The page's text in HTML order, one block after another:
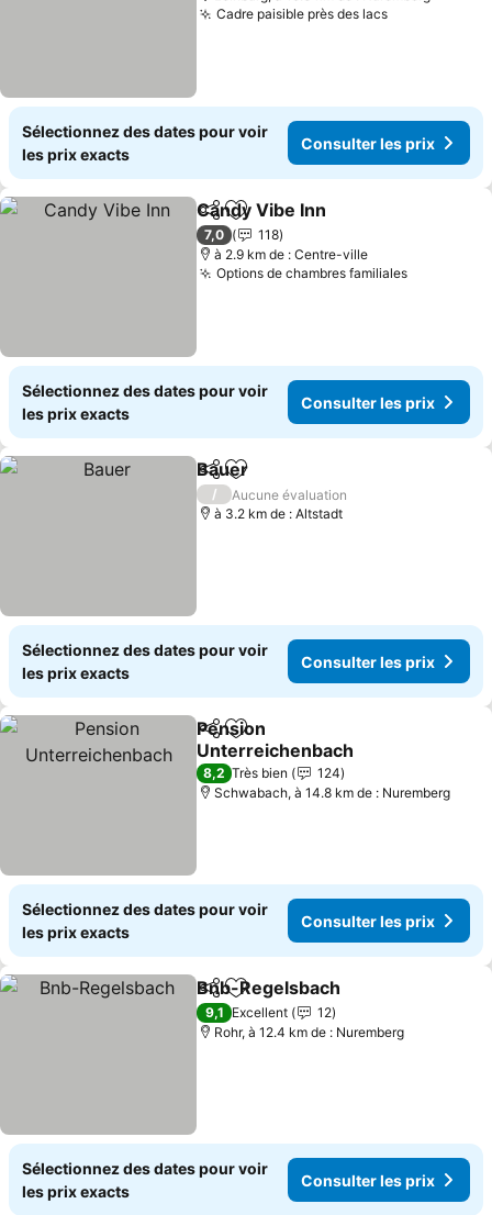
Cadre paisible près des lacsConsulter
Sélectionnez des dates pour voir
les prix exacts
Consulter les prix
PartagerAjouter à mes favoris
Candy Vibe Inn
7,0
118
à 2.9 km de : Centre-ville
Options de chambres familiales
Sélectionnez des dates pour voir
les prix exacts
Consulter les prix
PartagerAjouter à mes favoris
Bauer
/
Aucune évaluation
à 3.2 km de : Altstadt
Sélectionnez des dates pour voir
les prix exacts
Consulter les prix
PartagerAjouter à mes favoris
Pension
Unterreichenbach
Consulter les prix
8,2 Très bien
124
Schwabach, à 14.8 km de : Nuremberg
Sélectionnez des dates pour voir
les prix exacts
Consulter les prix
PartagerAjouter à mes favoris
Bnb-Regelsbach
9,1 Excellent
12
Rohr, à 12.4 km de : Nuremberg
Sélectionnez des dates pour voir
les prix exacts
Consulter les prix